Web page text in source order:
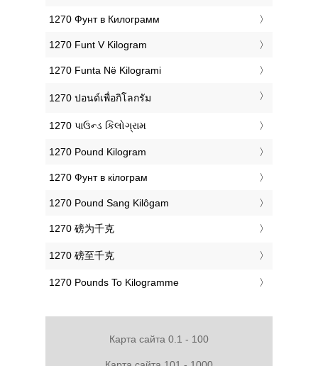
‎1270 Фунт в Килограмм
‎1270 Funt V Kilogram
‎1270 Funta Në Kilogrami
‎1270 ปอนด์เพื่อกิโลกรัม
‎1270 પાઉન્ડ કિલોગ્રામ
‎1270 Pound Kilogram
‎1270 Фунт в кілограм
‎1270 Pound Sang Kilôgam
‎1270 磅为千克
‎1270 磅至千克
‎1270 Pounds To Kilogramme
Карта сайта 0.1 - 100